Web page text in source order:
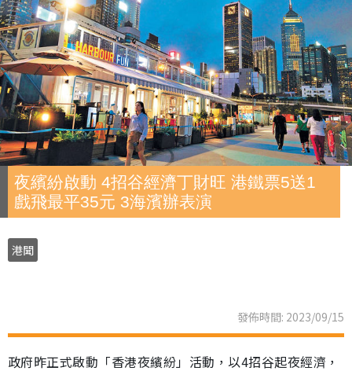
夜繽紛啟動 4招谷經濟丁財旺 港鐵票5送1
戲飛最平35元 3海濱辦表演
港聞
發佈時間: 2023/09/15
政府昨正式啟動「香港夜繽紛」活動，以4招谷起夜經濟，